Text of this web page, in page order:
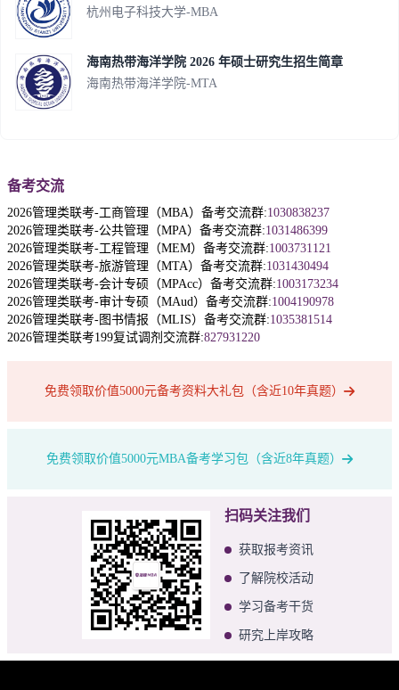
杭州电子科技大学-MBA
海南热带海洋学院 2026 年硕士研究生招生简章
海南热带海洋学院-MTA
备考交流
2026管理类联考-工商管理（MBA）备考交流群:1030838237
2026管理类联考-公共管理（MPA）备考交流群:1031486399
2026管理类联考-工程管理（MEM）备考交流群:1003731121
2026管理类联考-旅游管理（MTA）备考交流群:1031430494
2026管理类联考-会计专硕（MPAcc）备考交流群:1003173234
2026管理类联考-审计专硕（MAud）备考交流群:1004190978
2026管理类联考-图书情报（MLIS）备考交流群:1035381514
2026管理类联考199复试调剂交流群:827931220
免费领取价值5000元备考资料大礼包（含近10年真题）
免费领取价值5000元MBA备考学习包（含近8年真题）
扫码关注我们
获取报考资讯
了解院校活动
学习备考干货
研究上岸攻略